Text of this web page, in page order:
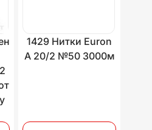
1429 Нитки Euron
A 20/2 №50 3000м